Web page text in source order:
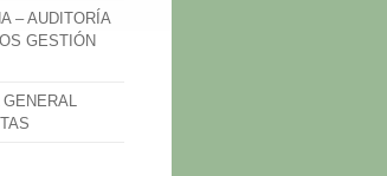
– AUDITORÍA
GESTIÓN
GENERAL